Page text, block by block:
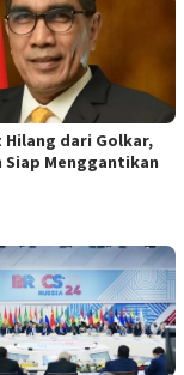
Hilang dari Golkar,
Siap Menggantikan